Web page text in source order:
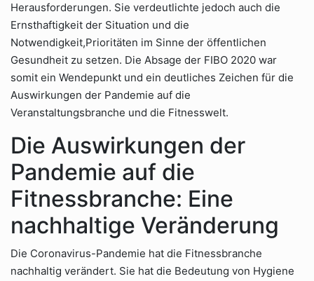
Herausforderungen. Sie verdeutlichte jedoch auch die
Ernsthaftigkeit der Situation und die
Notwendigkeit,Prioritäten im Sinne der öffentlichen
Gesundheit zu setzen. Die Absage der FIBO 2020 war
somit ein Wendepunkt und ein deutliches Zeichen für die
Auswirkungen der Pandemie auf die
Veranstaltungsbranche und die Fitnesswelt.
Die Auswirkungen der
Pandemie auf die
Fitnessbranche: Eine
nachhaltige Veränderung
Die Coronavirus-Pandemie hat die Fitnessbranche
nachhaltig verändert. Sie hat die Bedeutung von Hygiene